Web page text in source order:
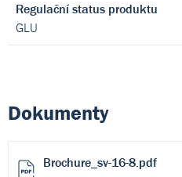
Regulační status produktu
GLU
Dokumenty
Brochure_sv-16-8.pdf